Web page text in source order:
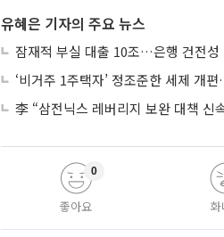
유혜은 기자의 주요 뉴스
잠재적 부실 대출 10조…은행 건전
‘비거주 1주택자’ 정조준한 세제 개
李 “삼전닉스 레버리지 보완 대책
좋아요
0
화